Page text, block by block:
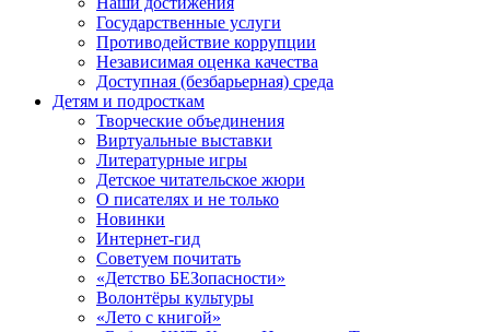
Государственные услуги
Противодействие коррупции
Независимая оценка качества
Доступная (безбарьерная) среда
Детям и подросткам
Творческие объединения
Виртуальные выставки
Литературные игры
Детское читательское жюри
О писателях и не только
Новинки
Интернет-гид
Советуем почитать
«Детство БЕЗопасности»
Волонтёры культуры
«Лето с книгой»